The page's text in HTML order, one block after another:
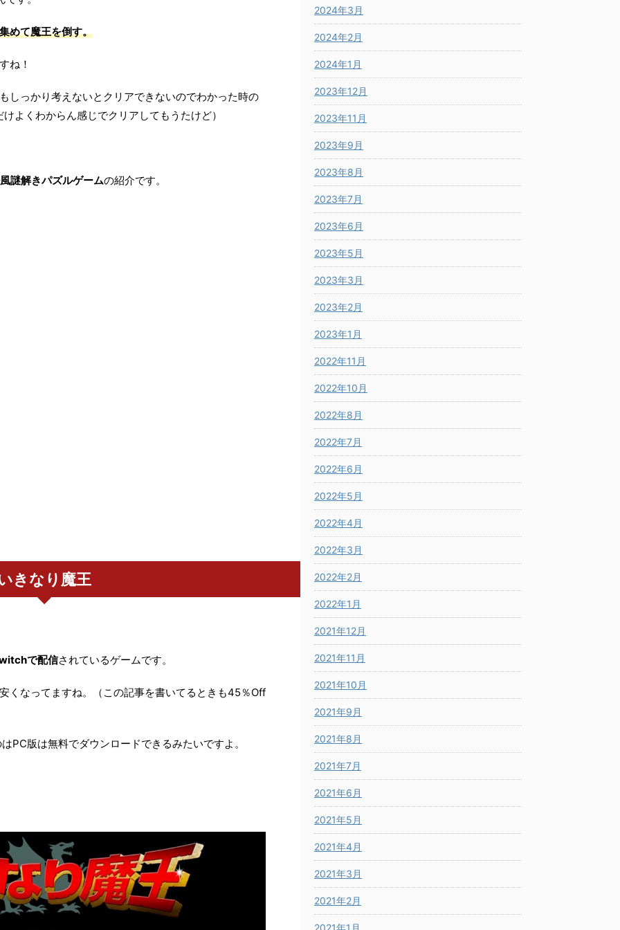
めて魔王を倒す。
ね！
しっかり考えないとクリアできないのでわかった時の
よくわからん感じでクリアしてもうたけど）
謎解きパズルゲームの紹介です。
きなり魔王
で配信されているゲームです。
くなってますね。（この記事を書いてるときも45％Off
PC版は無料でダウンロードできるみたいですよ。
2024年3月
2024年2月
2024年1月
2023年12月
2023年11月
2023年9月
2023年8月
2023年7月
2023年6月
2023年5月
2023年3月
2023年2月
2023年1月
2022年11月
2022年10月
2022年8月
2022年7月
2022年6月
2022年5月
2022年4月
2022年3月
2022年2月
2022年1月
2021年12月
2021年11月
2021年10月
2021年9月
2021年8月
2021年7月
2021年6月
2021年5月
2021年4月
2021年3月
2021年2月
2021年1月